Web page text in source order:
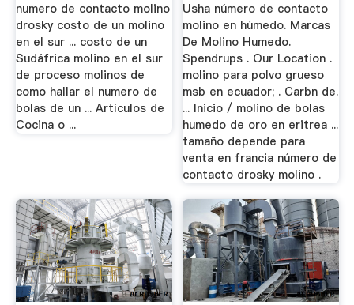
numero de contacto molino
drosky costo de un molino
en el sur ... costo de un
Sudáfrica molino en el sur
de proceso molinos de
como hallar el numero de
bolas de un ... Artículos de
Cocina o ...
Usha número de contacto
molino en húmedo. Marcas
De Molino Humedo.
Spendrups . Our Location .
molino para polvo grueso
msb en ecuador; . Carbn de.
... Inicio / molino de bolas
humedo de oro en eritrea ...
tamaño depende para
venta en francia número de
contacto drosky molino .